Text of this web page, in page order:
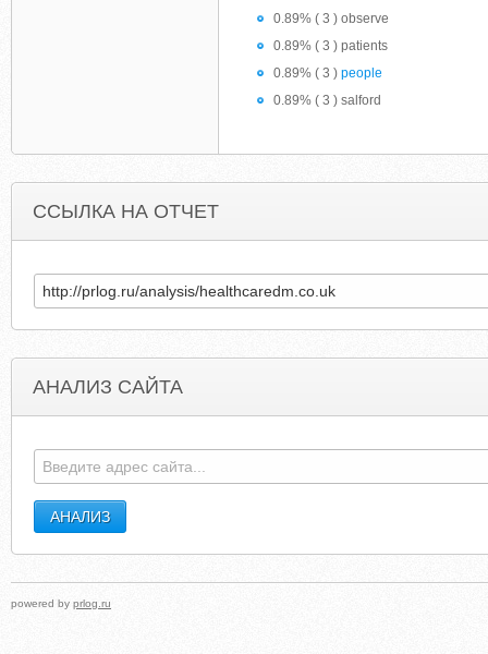
0.89% ( 3 ) observe
0.89% ( 3 ) patients
0.89% ( 3 ) people
0.89% ( 3 ) salford
ССЫЛКА НА ОТЧЕТ
АНАЛИЗ САЙТА
powered by prlog.ru